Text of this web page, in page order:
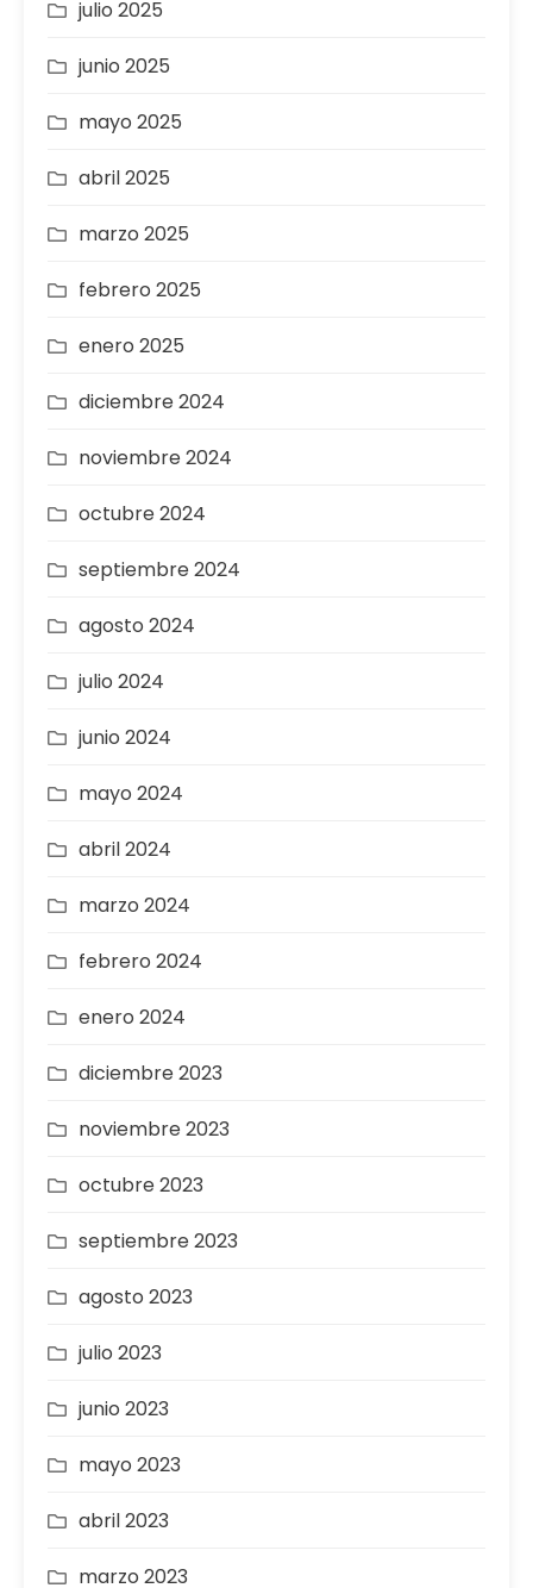
julio 2025
junio 2025
mayo 2025
abril 2025
marzo 2025
febrero 2025
enero 2025
diciembre 2024
noviembre 2024
octubre 2024
septiembre 2024
agosto 2024
julio 2024
junio 2024
mayo 2024
abril 2024
marzo 2024
febrero 2024
enero 2024
diciembre 2023
noviembre 2023
octubre 2023
septiembre 2023
agosto 2023
julio 2023
junio 2023
mayo 2023
abril 2023
marzo 2023